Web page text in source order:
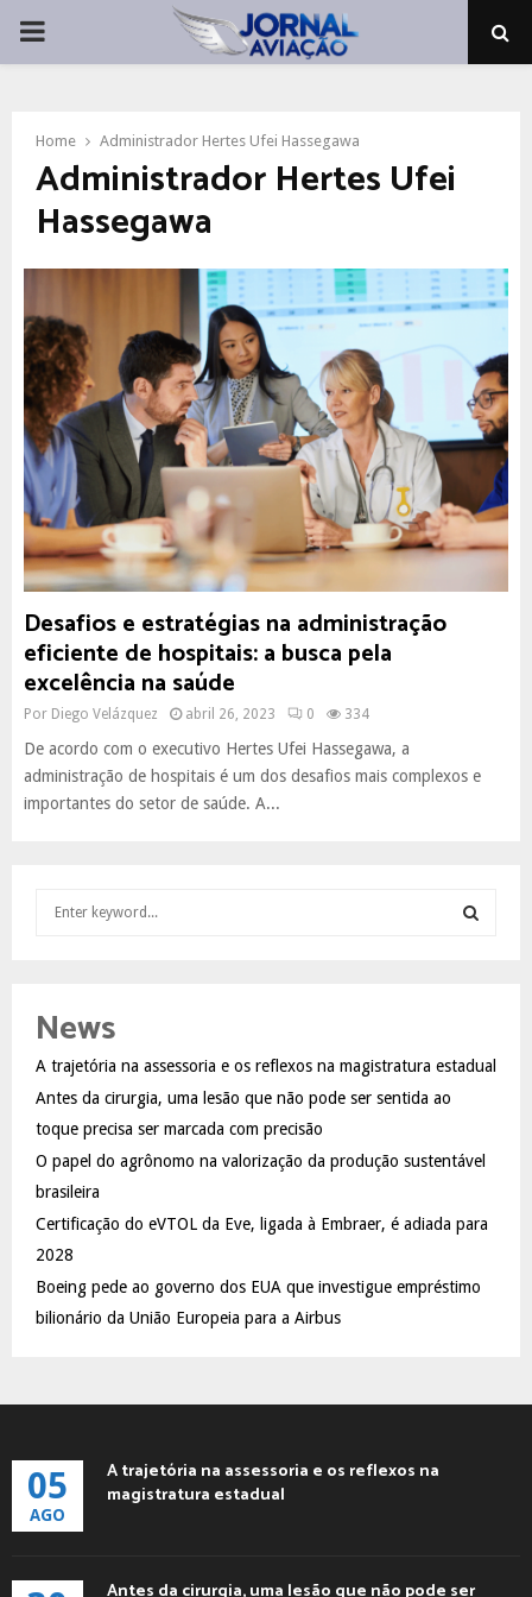
PRIMARY
Home Administrador Hertes Ufei Hassegawa
Administrador Hertes Ufei
Hassegawa
Desafios e estratégias na administração
eficiente de hospitais: a busca pela
excelência na saúde
Por Diego Velázquez abril 26, 2023 0 334
De acordo com o executivo Hertes Ufei Hassegawa, a
administração de hospitais é um dos desafios mais complexos e
importantes do setor de saúde. A...
h
o
r
:
A
C
News
A trajetória na assessoria e os reflexos na magistratura estadual
Antes da cirurgia, uma lesão que não pode ser sentida ao
toque precisa ser marcada com precisão
O papel do agrônomo na valorização da produção sustentável
brasileira
Certificação do eVTOL da Eve, ligada à Embraer, é adiada para
2028
Boeing pede ao governo dos EUA que investigue empréstimo
bilionário da União Europeia para a Airbus
05
AGO
A trajetória na assessoria e os reflexos na
magistratura estadual